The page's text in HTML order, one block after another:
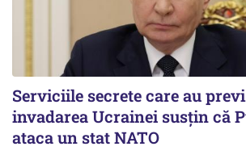
Serviciile secrete care au
invadarea Ucrainei susțin că
ataca un stat NATO